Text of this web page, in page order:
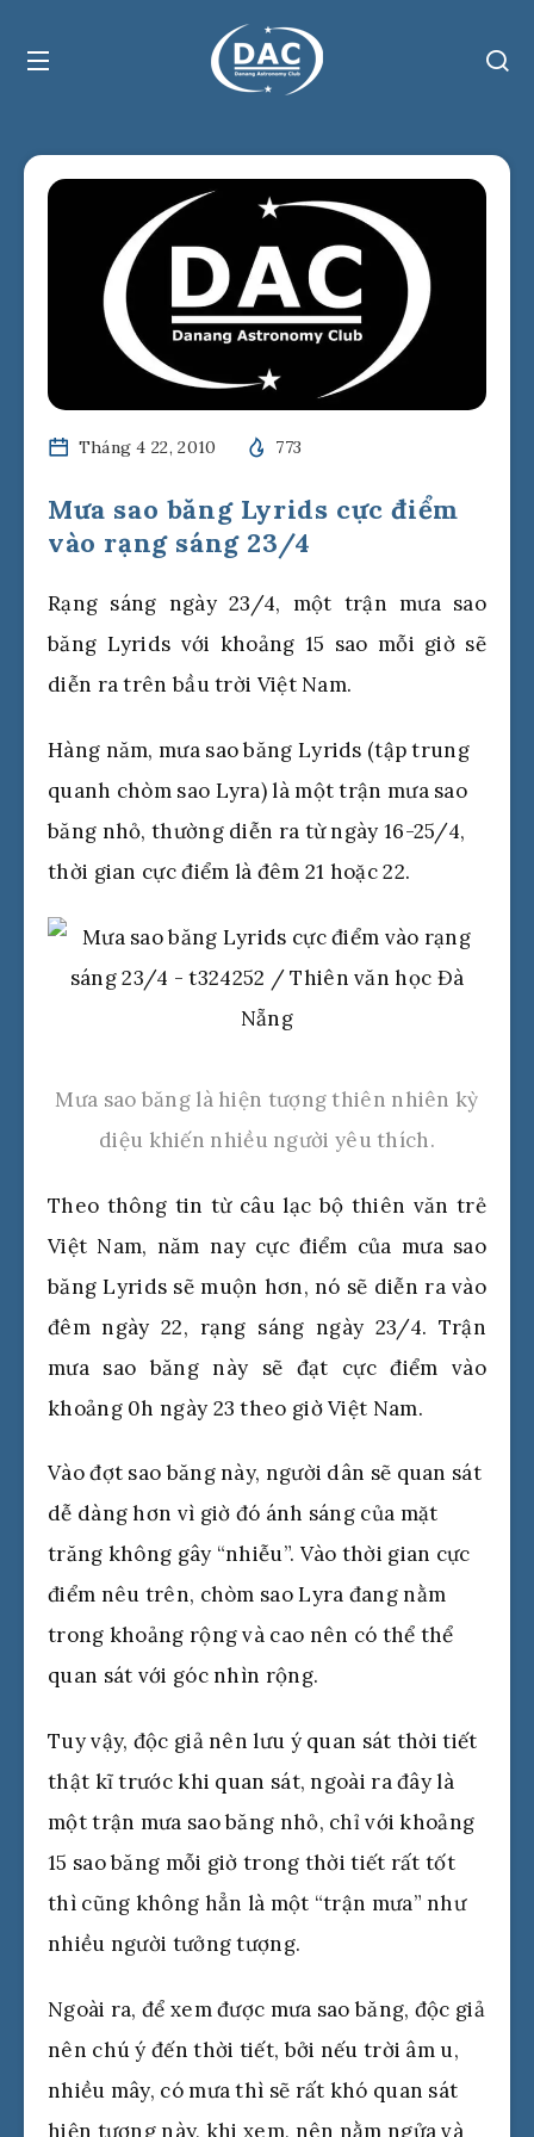
Tháng 4 22, 2010 773
Mưa sao băng Lyrids cực điểm
vào rạng sáng 23/4
Rạng sáng ngày 23/4, một trận mưa sao
băng Lyrids với khoảng 15 sao mỗi giờ sẽ
diễn ra trên bầu trời Việt Nam.
Hàng năm, mưa sao băng Lyrids (tập trung
quanh chòm sao Lyra) là một trận mưa sao
băng nhỏ, thường diễn ra từ ngày 16-25/4,
thời gian cực điểm là đêm 21 hoặc 22.
Mưa sao băng là hiện tượng thiên nhiên kỳ
diệu khiến nhiều người yêu thích.
Theo thông tin từ câu lạc bộ thiên văn trẻ
Việt Nam, năm nay cực điểm của mưa sao
băng Lyrids sẽ muộn hơn, nó sẽ diễn ra vào
đêm ngày 22, rạng sáng ngày 23/4. Trận
mưa sao băng này sẽ đạt cực điểm vào
khoảng 0h ngày 23 theo giờ Việt Nam.
Vào đợt sao băng này, người dân sẽ quan sát
dễ dàng hơn vì giờ đó ánh sáng của mặt
trăng không gây “nhiễu”. Vào thời gian cực
điểm nêu trên, chòm sao Lyra đang nằm
trong khoảng rộng và cao nên có thể thể
quan sát với góc nhìn rộng.
Tuy vậy, độc giả nên lưu ý quan sát thời tiết
thật kĩ trước khi quan sát, ngoài ra đây là
một trận mưa sao băng nhỏ, chỉ với khoảng
15 sao băng mỗi giờ trong thời tiết rất tốt
thì cũng không hẳn là một “trận mưa” như
nhiều người tưởng tượng.
Ngoài ra, để xem được mưa sao băng, độc giả
nên chú ý đến thời tiết, bởi nếu trời âm u,
nhiều mây, có mưa thì sẽ rất khó quan sát
hiện tượng này, khi xem, nên nằm ngửa và